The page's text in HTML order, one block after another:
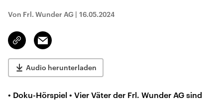
Von Frl. Wunder AG | 16.05.2024
Link
kopieren/teilen
Email
Audio herunterladen
• Doku-Hörspiel • Vier Väter der Frl. Wunder AG sind